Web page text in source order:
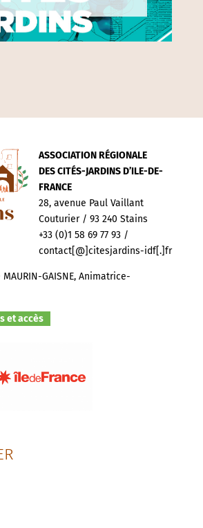
ASSOCIATION RÉGIONALE
DES CITÉS-JARDINS D’ILE-DE-
FRANCE
28, avenue Paul Vaillant
Couturier / 93 240 Stains
+33 (0)1 58 69 77 93 /
contact[@]citesjardins-idf[.]fr
GAISNE, Animatrice-
et accès